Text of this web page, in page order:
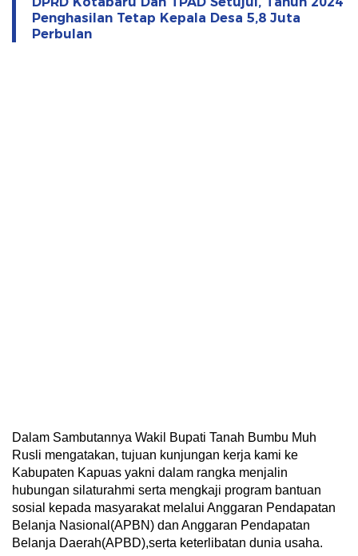
Penghasilan Tetap Kepala Desa 5,8 Juta
Perbulan
Dalam Sambutannya Wakil Bupati Tanah Bumbu Muh
Rusli mengatakan, tujuan kunjungan kerja kami ke
Kabupaten Kapuas yakni dalam rangka menjalin
hubungan silaturahmi serta mengkaji program bantuan
sosial kepada masyarakat melalui Anggaran Pendapatan
Belanja Nasional(APBN) dan Anggaran Pendapatan
Belanja Daerah(APBD),serta keterlibatan dunia usaha.